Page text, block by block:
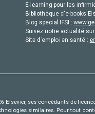
E-learning pour les
Bibliothèque d'e-books
Blog special IFSI :
Suivez notre actualité
Site d'emploi en santé :
Elsevier, ses concédants de
similaires. Pour tout